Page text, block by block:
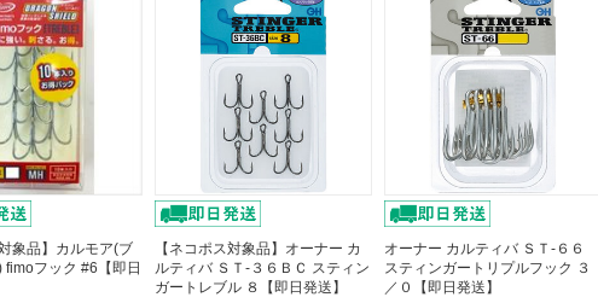
象品】カルモア(ブ
fimoフック #6【即日
【ネコポス対象品】オーナー カ
ルティバ ＳＴ-３６ＢＣ スティン
ガートレブル ８【即日発送】
オーナー カルティバ ＳＴ-６６
スティンガートリプルフック ３
／０【即日発送】